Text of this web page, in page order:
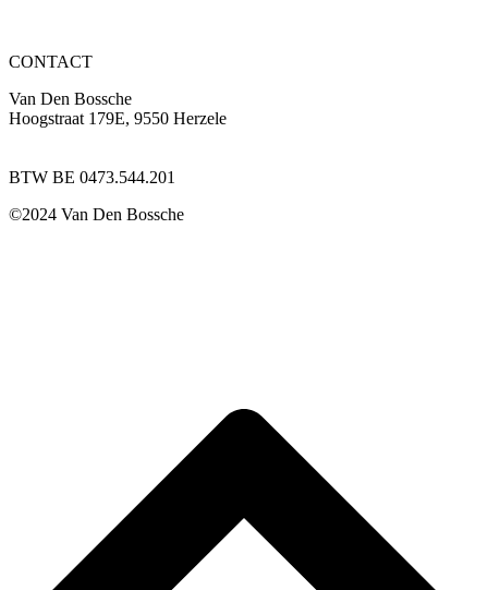
CONTACT
Van Den Bossche
Hoogstraat 179E, 9550 Herzele
BTW BE 0473.544.201
©2024 Van Den Bossche